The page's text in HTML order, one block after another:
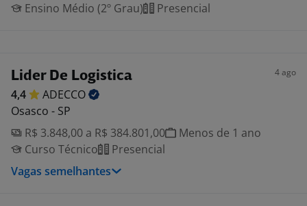
Ensino Médio (2º Grau)
Presencial
Lider De Logistica 4 ago
4,4
ADECCO
Osasco - SP
R$ 3.848,00 a R$ 384.801,00
Menos de 1 ano
Curso Técnico
Presencial
Vagas semelhantes